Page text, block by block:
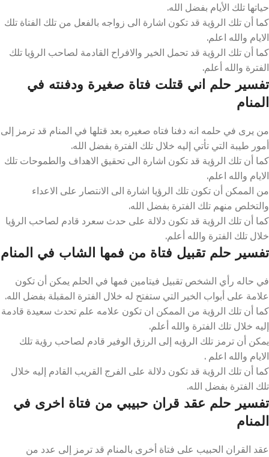
حياتها تلك الأيام بفضل الله.
كما أن تلك الرؤية قد تكون اشارة الى زواجه بالفعل من تلك الفتاة تلك
الايام والله اعلم.
كما أن تلك الرؤية قد تحمل الخير والافراح القادمة لصاحب الرؤيا تلك
الفترة والله أعلم.
تفسير حلم اني قتلت فتاة صغيرة ودفنته في
المنام
من يرى في حلمه انه دفنا فتاه صغيره بعد قتلها في المنام قد ترمز إلى
أمور طيبة التي تأتي إليه خلال تلك الفترة بفضل الله.
كما أن تلك الرؤية قد تكون اشارة الى تحقيق الاهداف والطموحات تلك
الايام والله اعلم.
من الممكن أن تكون تلك الرؤيا اشارة الى الانتصار على الاعداء
والتخلص منهم تلك الفترة بفضل الله.
كما أن تلك الرؤية قد تكون دلالة على حدث سعرد قادم لصاحب الرؤيا
خلال تلك الفترة والله أعلم.
تفسير حلم تقبيل فتاة من فمها الشاب في المنام
في حاله رأي الشخص تقبيل فيتامين فمها في الحلم يمكن أن تكون
علامة على أبواب الخير التي ستفتح له خلال الفترة المقبلة بفضل الله.
كما أن تلك الرؤية من الممكن ان تكون علامه علم تحدث سعيدة قادمة
إليه خلال تلك الفترة والله أعلم.
يمكن أن ترمز تلك الرؤيه إلى الرزق الوفير قادم لصاحب رؤية تلك
الايام والله اعلم .
كما أن تلك الرؤية قد تكون دلالة على الفرج القريب القادم إليه خلال
تلك الفترة بفضل الله.
تفسير حلم عقد قران حبيبي من فتاة اخرى في
المنام
عقد القران الحبيب على فتاة أخرى بالمنام قد ترمز إلى عدد من